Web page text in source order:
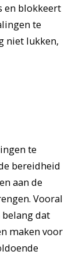
en blokkeert
te
niet lukken,
te
bereidheid
aan de
Vooral
belang dat
maken voor